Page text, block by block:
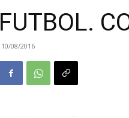
FUTBOL.
10/08/2016